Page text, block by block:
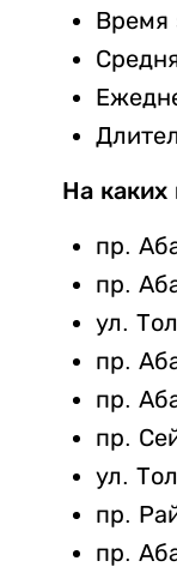
Время
На каких
пр.
пр.
ул.
пр.
пр.
пр.
ул.
пр.
пр.